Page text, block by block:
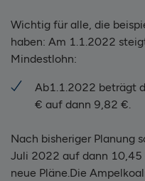
Wichtig für alle, die
haben: Am 1.1.2022
Mindestlohn:
Ab1.1.2022 beträgt
€ auf dann 9,82 €.
Nach bisheriger Planung
Juli 2022 auf dann 10,45
neue Pläne.Die